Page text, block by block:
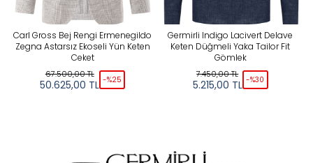
Tüm Filtreleri Kaldır Seçimi Filtrele
Carl Gross Bej Rengi Ermenegildo
Zegna Astarsız Ekoseli Yün Keten
Ceket
67.500,00TL
50.625,00 TL -%25
Germirli Indigo Lacivert Delave
Keten Düğmeli Yaka Tailor Fit
Gömlek
7.450,00TL
5.215,00 TL -%30